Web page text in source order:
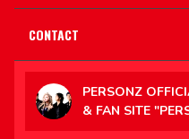
CONTACT
PERSONZ
& FAN SITE
PERSONZ（PtoP